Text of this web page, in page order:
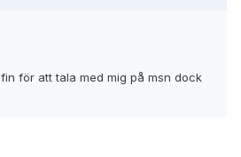
för att tala med mig på msn dock